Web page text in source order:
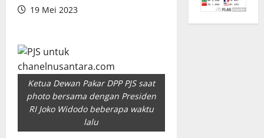
19 Mei 2023
Ketua Dewan Pakar DPP PJS saat
photo bersama dengan Presiden
RI Joko Widodo beberapa waktu
lalu